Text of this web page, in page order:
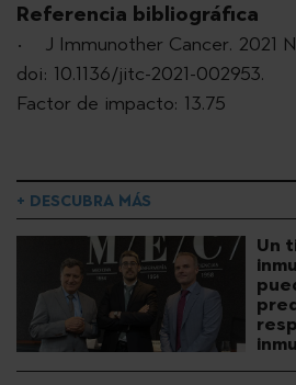
Referencia bibliográfica
• J Immunother Cancer. 2021
doi: 10.1136/jitc-2021-002953.
Factor de impacto: 13.75
+ DESCUBRA MÁS
Un